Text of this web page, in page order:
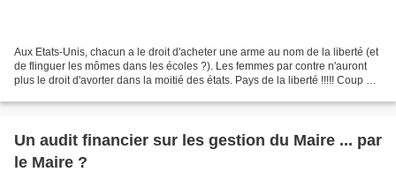
Aux Etats-Unis, chacun a le droit d'acheter une arme au nom de la liberté (et
de flinguer les mômes dans les écoles ?). Les femmes par contre n'auront
plus le droit d'avorter dans la moitié des états. Pays de la liberté !!!!! Coup de
Un audit financier sur les gestion du Maire ... par
le Maire ?